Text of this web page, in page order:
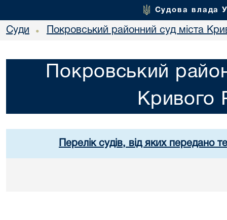
Судова влада
Суди • Покровський районний суд міста
Покровський
Кривого
Перелік судів, від яких передано